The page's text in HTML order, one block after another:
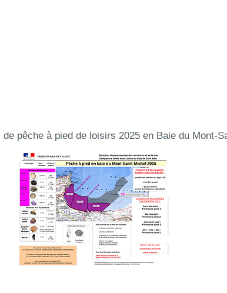
pêche à pied de loisirs 2025 en Baie du Mont-